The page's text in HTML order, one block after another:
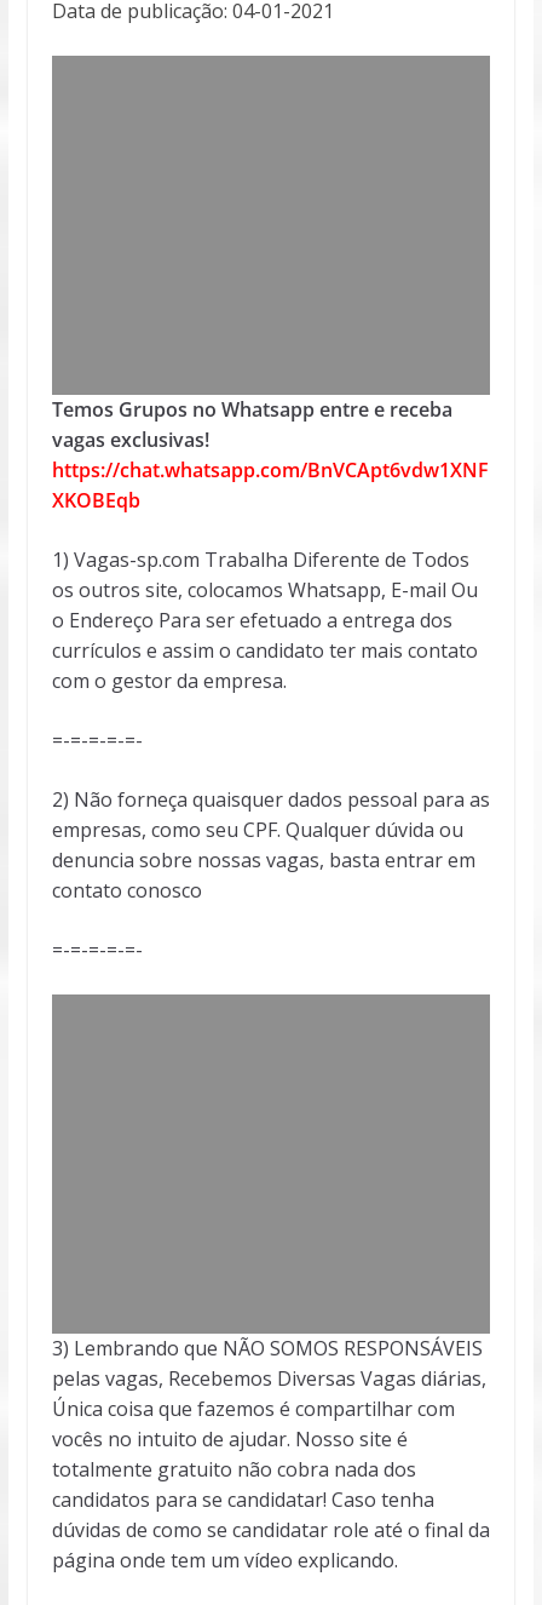
Data de publicação: 04-01-2021
Temos Grupos no Whatsapp entre e receba
vagas exclusivas!
https://chat.whatsapp.com/BnVCApt6vdw1XNF
XKOBEqb
1) Vagas-sp.com Trabalha Diferente de Todos
os outros site, colocamos Whatsapp, E-mail Ou
o Endereço Para ser efetuado a entrega dos
currículos e assim o candidato ter mais contato
com o gestor da empresa.
=-=-=-=-=-
2) Não forneça quaisquer dados pessoal para as
empresas, como seu CPF. Qualquer dúvida ou
denuncia sobre nossas vagas, basta entrar em
contato conosco
=-=-=-=-=-
3) Lembrando que NÃO SOMOS RESPONSÁVEIS
pelas vagas, Recebemos Diversas Vagas diárias,
Única coisa que fazemos é compartilhar com
vocês no intuito de ajudar. Nosso site é
totalmente gratuito não cobra nada dos
candidatos para se candidatar! Caso tenha
dúvidas de como se candidatar role até o final da
página onde tem um vídeo explicando.